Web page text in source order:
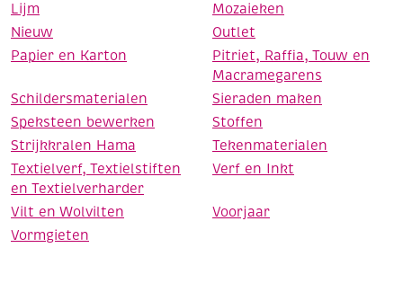
Lijm
Mozaieken
Nieuw
Outlet
Papier en Karton
Pitriet, Raffia, Touw en
Macramegarens
Schildersmaterialen
Sieraden maken
Speksteen bewerken
Stoffen
Strijkkralen Hama
Tekenmaterialen
Textielverf, Textielstiften
en Textielverharder
Verf en Inkt
Vilt en Wolvilten
Voorjaar
Vormgieten